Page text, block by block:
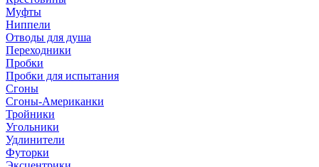
Муфты
Ниппели
Отводы для душа
Переходники
Пробки
Пробки для испытания
Сгоны
Сгоны-Американки
Тройники
Угольники
Удлинители
Футорки